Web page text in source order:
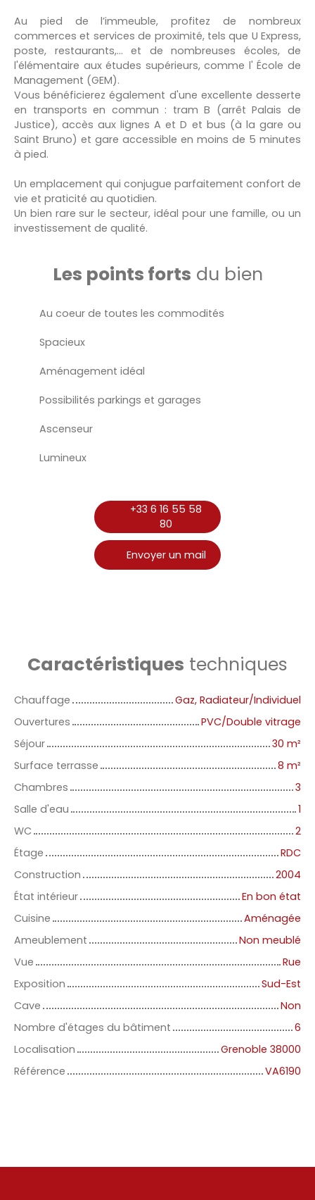
Au pied de l’immeuble, profitez de nombreux
commerces et services de proximité, tels que U Express,
poste, restaurants,... et de nombreuses écoles, de
l'élémentaire aux études supérieurs, comme l' École de
Management (GEM).
Vous bénéficierez également d'une excellente desserte
en transports en commun : tram B (arrêt Palais de
Justice), accès aux lignes A et D et bus (à la gare ou
Saint Bruno) et gare accessible en moins de 5 minutes
à pied.
Un emplacement qui conjugue parfaitement confort de
vie et praticité au quotidien.
Un bien rare sur le secteur, idéal pour une famille, ou un
investissement de qualité.
Les points forts du bien
Au coeur de toutes les commodités
Spacieux
Aménagement idéal
Possibilités parkings et garages
Ascenseur
Lumineux
+33 6 16 55 58
80
Envoyer un mail
Caractéristiques techniques
Chauffage
Gaz, Radiateur/Individuel
Ouvertures
PVC/Double vitrage
Séjour
30 m²
Surface terrasse
8 m²
Chambres
3
Salle d'eau
1
WC
2
Étage
RDC
Construction
2004
État intérieur
En bon état
Cuisine
Aménagée
Ameublement
Non meublé
Vue
Rue
Exposition
Sud-Est
Cave
Non
Nombre d'étages du bâtiment
6
Localisation
Grenoble 38000
Référence
VA6190